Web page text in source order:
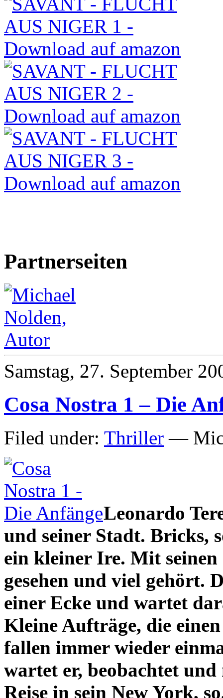
Partnerseiten
Samstag, 27. September
Cosa Nostra 1 – Die
Filed under: Thriller —
Leonardo
und seiner Stadt. Bricks,
ein kleiner Ire. Mit
gesehen und viel gehört.
einer Ecke und wartet
Kleine Aufträge, die
fallen immer wieder
wartet er, beobachtet
Reise in sein New York,